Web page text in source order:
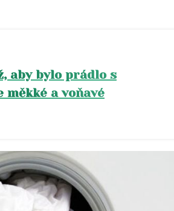
aby bylo prádlo s
měkké a voňavé